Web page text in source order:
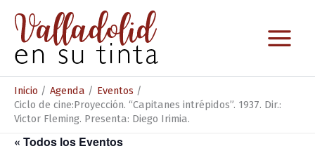
contenido
Inicio Agenda
Eventos
Ciclo de cine:Proyección. “Capitanes intrépidos”. 1937. Dir.:
Victor Fleming. Presenta: Diego Irimia.
« Todos los Eventos